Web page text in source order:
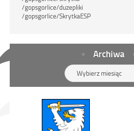
/gopsgorlice/duzepliki
/gopsgorlice/SkrytkaESP
Archiwa